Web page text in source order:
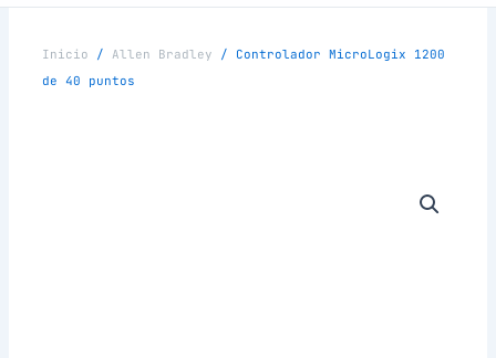
Inicio / Allen Bradley / Controlador MicroLogix 1200
de 40 puntos